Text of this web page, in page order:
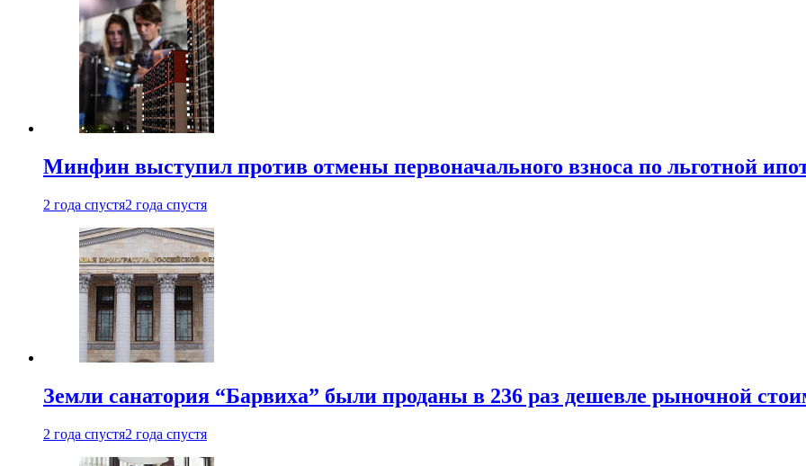
Минфин выступил против отмены первоначального взноса по льготной
2 года спустя2 года спустя
Земли санатория “Барвиха” были проданы в 236 раз дешевле рыночной
2 года спустя2 года спустя